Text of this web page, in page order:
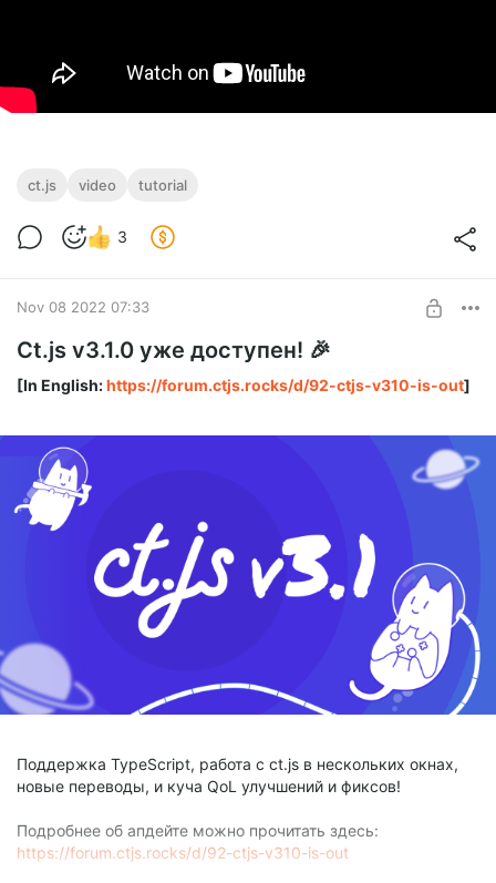
ct.js video tutorial
3
Nov 08 2022 07:33
Ct.js v3.1.0 уже доступен! 🎉
[In English:https://forum.ctjs.rocks/d/92-ctjs-v310-is-out]
Поддержка TypeScript, работа с ct.js в нескольких окнах,
новые переводы, и куча QoL улучшений и фиксов!
Подробнее об апдейте можно прочитать здесь:
https://forum.ctjs.rocks/d/92-ctjs-v310-is-out